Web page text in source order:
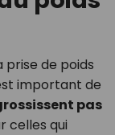
de poids
important de
pas
celles qui